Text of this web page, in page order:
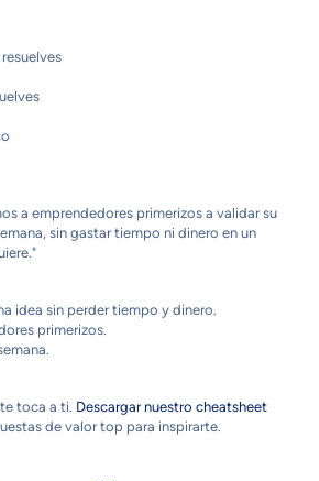
a emprendedores primerizos a validar su
sin gastar tiempo ni dinero en un
idea sin perder tiempo y dinero.
primerizos.
toca a ti. Descargar nuestro cheatsheet
de valor top para inspirarte.